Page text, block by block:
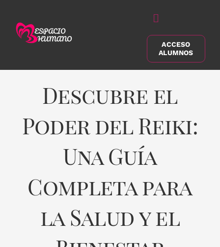
contenido
Alternar
navegación
Buscar:
ACCESO
ALUMNOS
Descubre el
Poder del Reiki:
Una Guía
Completa para
la Salud y el